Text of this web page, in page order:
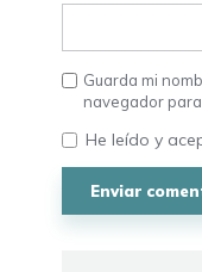
Guarda mi
navegador
He leído y